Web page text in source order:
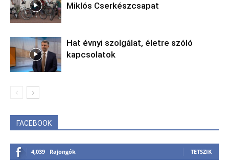
Miklós Cserkészcsapat
Hat évnyi szolgálat, életre szóló
kapcsolatok
FACEBOOK
4,039 Rajongók TETSZIK